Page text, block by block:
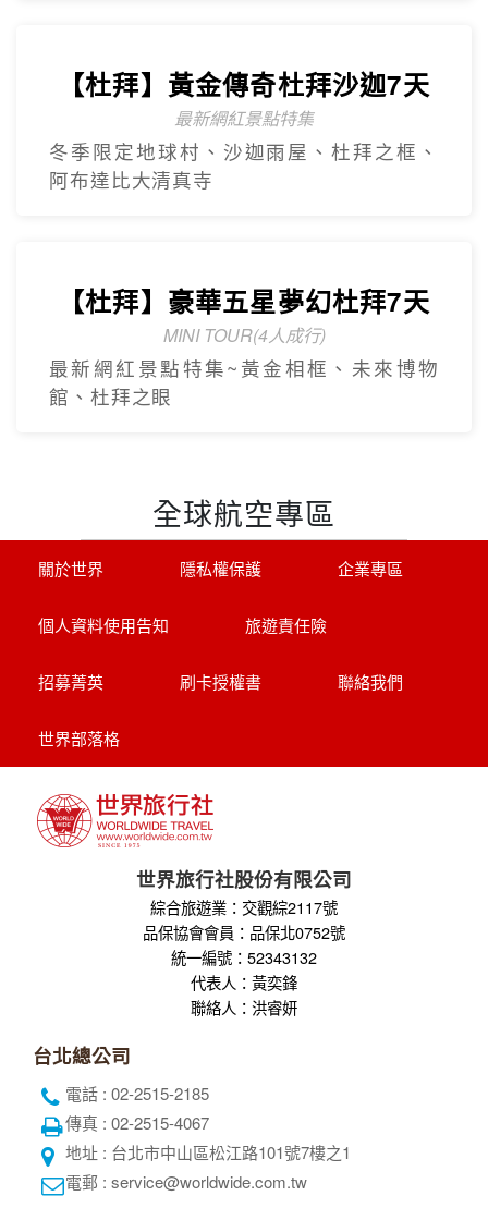
【杜拜】黃金傳奇杜拜沙迦7天
最新網紅景點特集
冬季限定地球村、沙迦⾬屋、杜拜之框、
阿布達比大清真寺
【杜拜】豪華五星夢幻杜拜7天
MINI TOUR(4人成行)
最新網紅景點特集~黃金相框、未來博物
館、杜拜之眼
全球航空專區
關於世界 隱私權保護 企業專區
個人資料使用告知 旅遊責任險
招募菁英 刷卡授權書 聯絡我們
世界部落格
世界旅行社股份有限公司
綜合旅遊業：交觀綜2117號
品保協會會員：品保北0752號
統一編號：52343132
代表人：黃奕鋒
聯絡人：洪睿妍
台北總公司
電話 : 02-2515-2185
傳真 : 02-2515-4067
地址 : 台北市中山區松江路101號7樓之1
電郵 : service@worldwide.com.tw